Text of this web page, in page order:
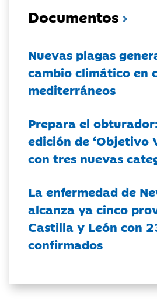
Documentos
Nuevas plagas
cambio climático en
mediterráneos
Prepara el
edición de ‘Objetivo
con tres nuevas
La enfermedad de
alcanza ya cinco
Castilla y León con
confirmados